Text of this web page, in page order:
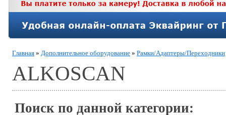
Главная » Дополнительное оборудование » Рамки/Адаптеры/Переходники
ALKOSCAN
Поиск по данной категории: